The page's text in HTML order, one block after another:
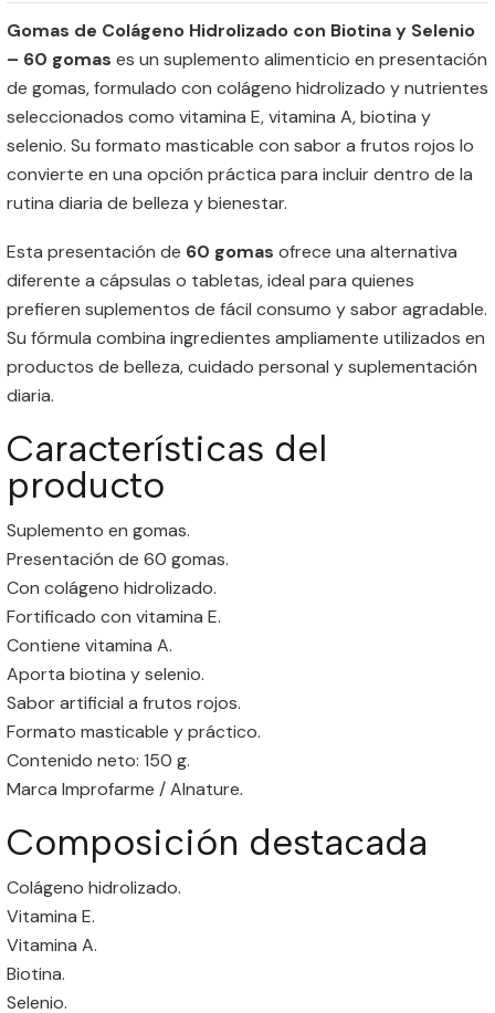
Gomas de Colágeno Hidrolizado con Biotina y Selenio
– 60 gomas es un suplemento alimenticio en presentación
de gomas, formulado con colágeno hidrolizado y nutrientes
seleccionados como vitamina E, vitamina A, biotina y
selenio. Su formato masticable con sabor a frutos rojos lo
convierte en una opción práctica para incluir dentro de la
rutina diaria de belleza y bienestar.
Esta presentación de 60 gomas ofrece una alternativa
diferente a cápsulas o tabletas, ideal para quienes
prefieren suplementos de fácil consumo y sabor agradable.
Su fórmula combina ingredientes ampliamente utilizados en
productos de belleza, cuidado personal y suplementación
diaria.
Características del
producto
Suplemento en gomas.
Presentación de 60 gomas.
Con colágeno hidrolizado.
Fortificado con vitamina E.
Contiene vitamina A.
Aporta biotina y selenio.
Sabor artificial a frutos rojos.
Formato masticable y práctico.
Contenido neto: 150 g.
Marca Improfarme / Alnature.
Composición destacada
Colágeno hidrolizado.
Vitamina E.
Vitamina A.
Biotina.
Selenio.